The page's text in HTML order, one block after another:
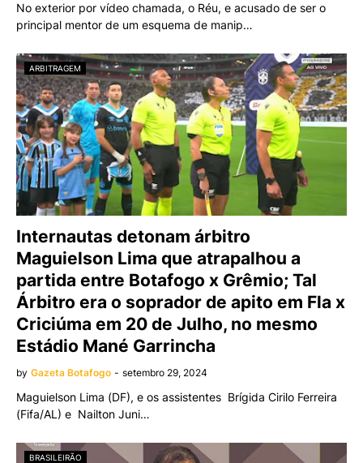
No exterior por vídeo chamada, o Réu, e acusado de ser o
principal mentor de um esquema de manip…
ARBITRAGEM
Internautas detonam árbitro
Maguielson Lima que atrapalhou a
partida entre Botafogo x Grêmio; Tal
Árbitro era o soprador de apito em Fla x
Criciúma em 20 de Julho, no mesmo
Estádio Mané Garrincha
by Gazeta Botafogo - setembro 29, 2024
Maguielson Lima (DF), e os assistentes Brígida Cirilo Ferreira
(Fifa/AL) e Nailton Juni…
BRASILEIRÃO